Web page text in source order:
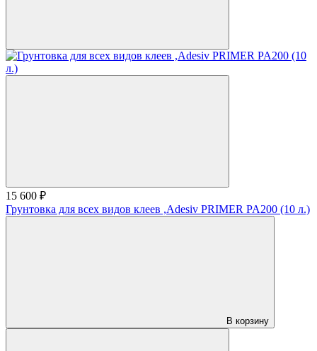
15 600 ₽
Грунтовка для всех видов клеев ,Adesiv PRIMER PA200 (10 л.)
В корзину